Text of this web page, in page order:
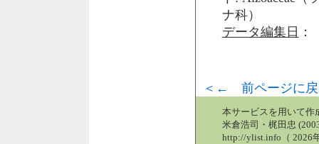
ナ科）
データ編集日
＜← 前ページに戻
本サービスを用いて作
米倉浩司・梶田忠
http://ylist.info（ 2026